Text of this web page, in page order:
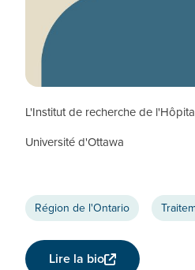
Bill Cameron
CHERCHEUR CTN+
L'Institut de recherche de
Université d'Ottawa
Région de l'Ontario
Lire la bio